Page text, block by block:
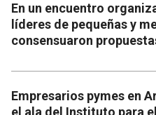
En un encuentro
líderes de pequeñas y
consensuaron
Empresarios pymes en
el ala del Instituto para